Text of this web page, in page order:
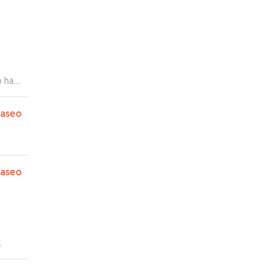
ha